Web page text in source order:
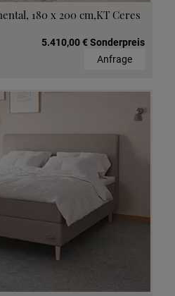
180 x 200 cm,KT Ceres
5.410,00 € Sonderpreis
Anfrage